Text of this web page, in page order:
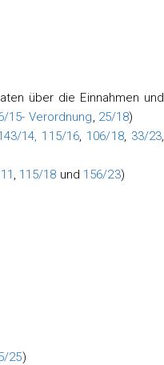
über die Einnahmen und
15- Verordnung, 25/18)
14, 115/16, 106/18, 33/23,
, 115/18 und 156/23)
25)